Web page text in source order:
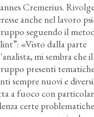
Cremerius.
anche nel lavoro
seguendo il
«Visto dalla parte
mi sembra che
presenti
sempre nuovi e
a fuoco con
certe